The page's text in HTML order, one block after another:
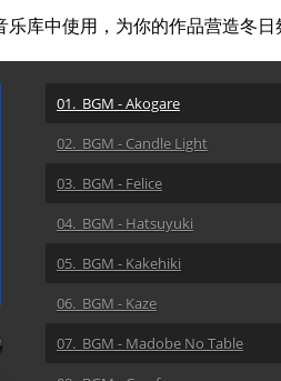
库中使用，为你的作品营造冬日
01. BGM - Akogare
02. BGM - Candle Light
03. BGM - Felice
04. BGM - Hatsuyuki
05. BGM - Kakehiki
06. BGM - Kaze
07. BGM - Madobe No Table